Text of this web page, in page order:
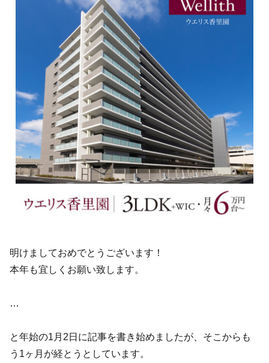
明けましておめでとうございます！
本年も宜しくお願い致します。
…
と年始の1月2日に記事を書き始めましたが、そこからも
う1ヶ月が経とうとしています。